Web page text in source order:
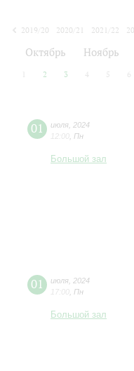
2019/20
2020/21 2021/22
Октябрь Ноябрь
2 3 4 5 6
01 июля 2024
12:00 Пн
Большой зал
01 июля 2024
17:00 Пн
Большой зал